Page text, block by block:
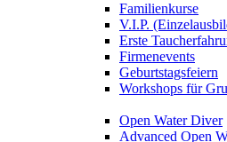
Familienkurse
V.I.P.
Erste
Firmenevents
Geburtstagsfeiern
Workshops für
Open Water Diver
Advanced Open